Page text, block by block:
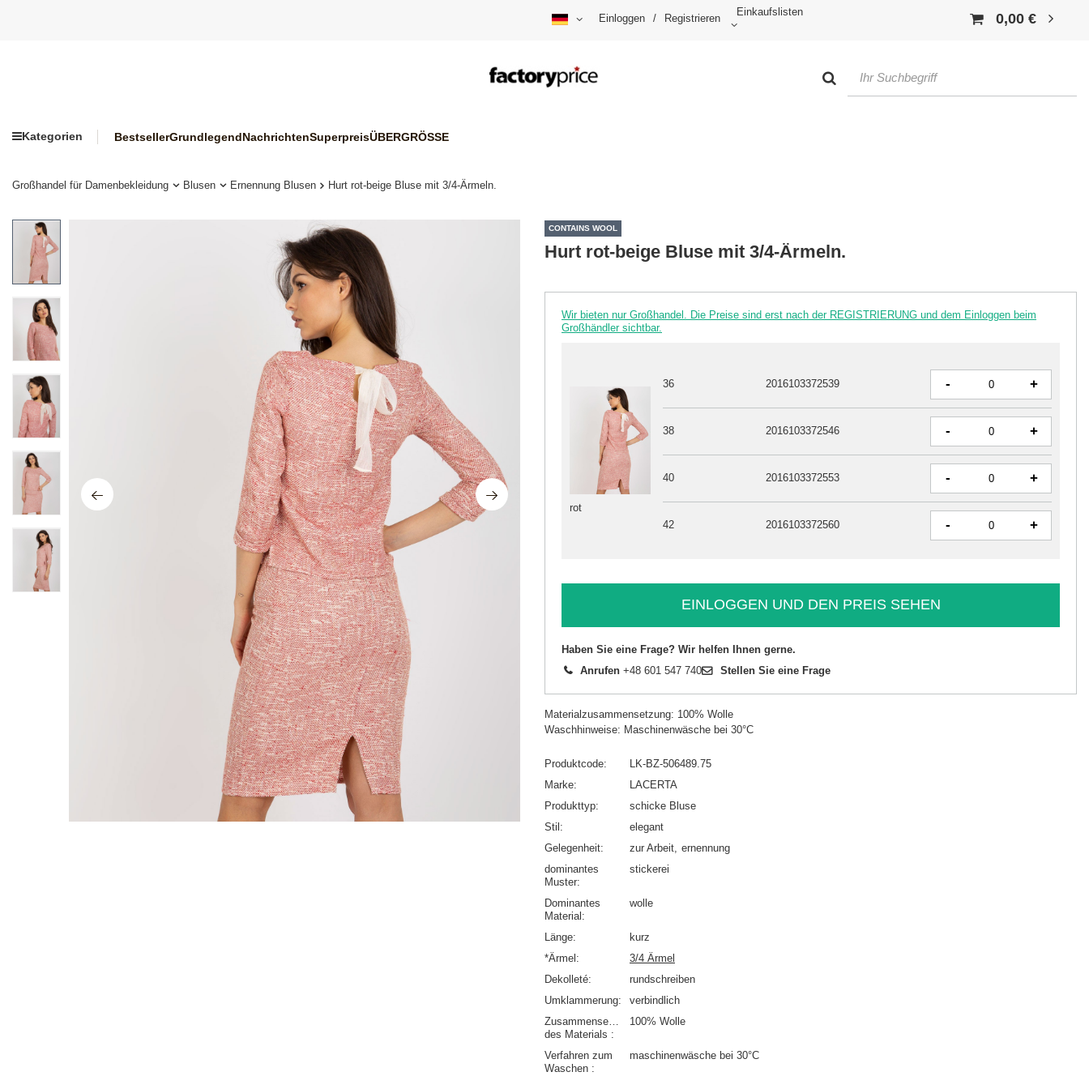
Einloggen / Registrieren
Einkaufslisten 0,00 €
Kategorien BestsellerGrundlegendNachrichtenSuperpreisÜBERGRÖSSE
Großhandel für Damenbekleidung Blusen Ernennung Blusen Hurt rot-beige Bluse mit 3/4-Ärmeln.
CONTAINS WOOL
Hurt rot-beige Bluse mit 3/4-Ärmeln.
Wir bieten nur Großhandel. Die Preise sind erst nach der REGISTRIERUNG und dem Einloggen beim
Großhändler sichtbar.
rot
36 2016103372539 - +
38 2016103372546 - +
40 2016103372553 - +
42 2016103372560 - +
EINLOGGEN UND DEN PREIS SEHEN
Haben Sie eine Frage? Wir helfen Ihnen gerne.
Anrufen +48 601 547 740 Stellen Sie eine Frage
Materialzusammensetzung: 100% Wolle
Waschhinweise: Maschinenwäsche bei 30°C
Produktcode
LK-BZ-506489.75
Marke
LACERTA
Produkttyp
schicke Bluse
Stil
elegant
Gelegenheit
zur Arbeit ernennung
dominantes
Muster
stickerei
Dominantes
Material
wolle
Länge
kurz
*Ärmel
3/4 Ärmel
Dekolleté
rundschreiben
Umklammerung
verbindlich
Zusammensetzung
des Materials
100% Wolle
Verfahren zum
Waschen
maschinenwäsche bei 30°C